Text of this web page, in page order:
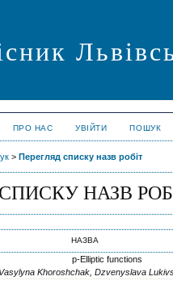
ПРО НАС УВІЙТИ ПОШУК
>Перегляд списку назв робіт
НАЗВ
НАЗВА
p-Elliptic functions
Khoroshchak, Dzvenyslava